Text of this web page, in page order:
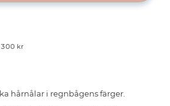
300 kr
hårnålar i regnbågens färger.